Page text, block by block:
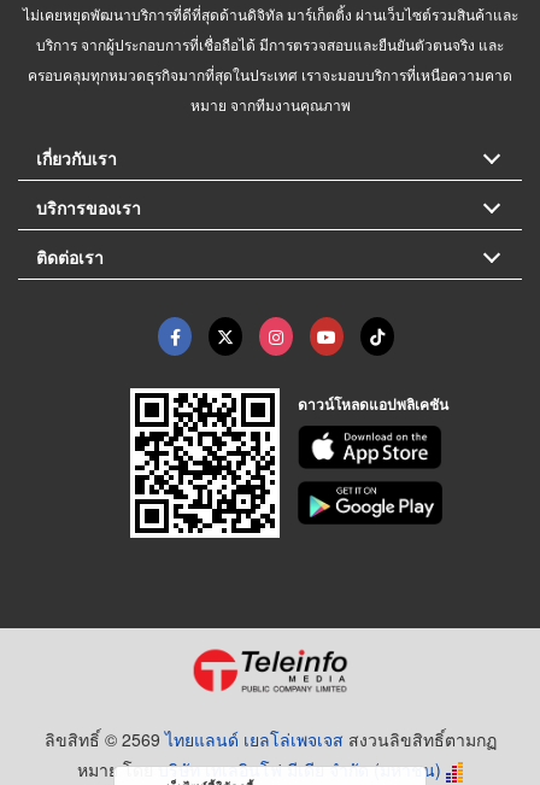
ไม่เคยหยุดพัฒนาบริการที่ดีที่สุดด้านดิจิทัล มาร์เก็ตติ้ง ผ่านเว็บไซต์รวมสินค้าและ
บริการ จากผู้ประกอบการที่เชื่อถือได้ มีการตรวจสอบและยืนยันตัวตนจริง และ
ครอบคลุมทุกหมวดธุรกิจมากที่สุดในประเทศ เราจะมอบบริการที่เหนือความคาด
หมาย จากทีมงานคุณภาพ
เกี่ยวกับเรา
บริการของเรา
ติดต่อเรา
ดาวน์โหลดแอปพลิเคชัน
ลิขสิทธิ์ © 2569ไทยแลนด์ เยลโล่เพจเจส สงวนลิขสิทธิ์ตามกฏ
หมาย โดยบริษัท เทเลอินโฟ มีเดีย จำกัด (มหาชน)